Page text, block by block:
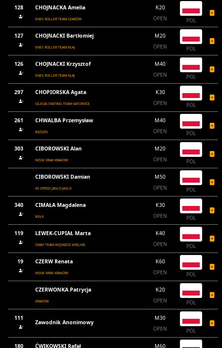
128 CHOJNACKA Amelia
ENES ROLLER TEAM SZARÓW
K20
OPEN
POL
127 CHOJNACKI Bartłomiej
ENES ROLLER TEAM KŁAJ
M20
OPEN
POL
126 CHOJNACKI Krzysztof
ENES ROLLER TEAM KŁAJ
M40
OPEN
POL
297 CHOPIORSKA Agata
SILESIA SKATING TEAM KATOWICE
K30
OPEN
POL
261 CHWALBA Przemysław
BĘDZIN
M40
OPEN
POL
303 CIBOROWSKI Alan
KKSW KRAK KRAKÓW
M20
OPEN
POL
CIBOROWSKI Damian
KS SPEED JASŁO JASŁO
M50
OPEN
POL
340 CIMAŁA Magdalena
BEŁK
K30
OPEN
POL
119 LEWEK-CUPIAŁ Marta
SMAY TEAM WĘGRZCE WIELKIE
K40
OPEN
POL
19 CZERW Renata
KKSW KRAK KRAKÓW
K60
OPEN
POL
CZERWONKA Patrycja
KRAKOW
K20
OPEN
POL
111
Zawodnik Anonimowy
M30
OPEN
POL
180 ĆWIKOWSKI Rafał
M60